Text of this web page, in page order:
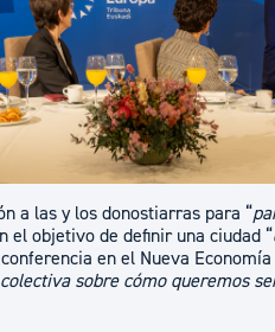
Portal de
a las y los donostiarras para “
el objetivo de definir una ciudad “
en el Nueva
sobre cómo queremos